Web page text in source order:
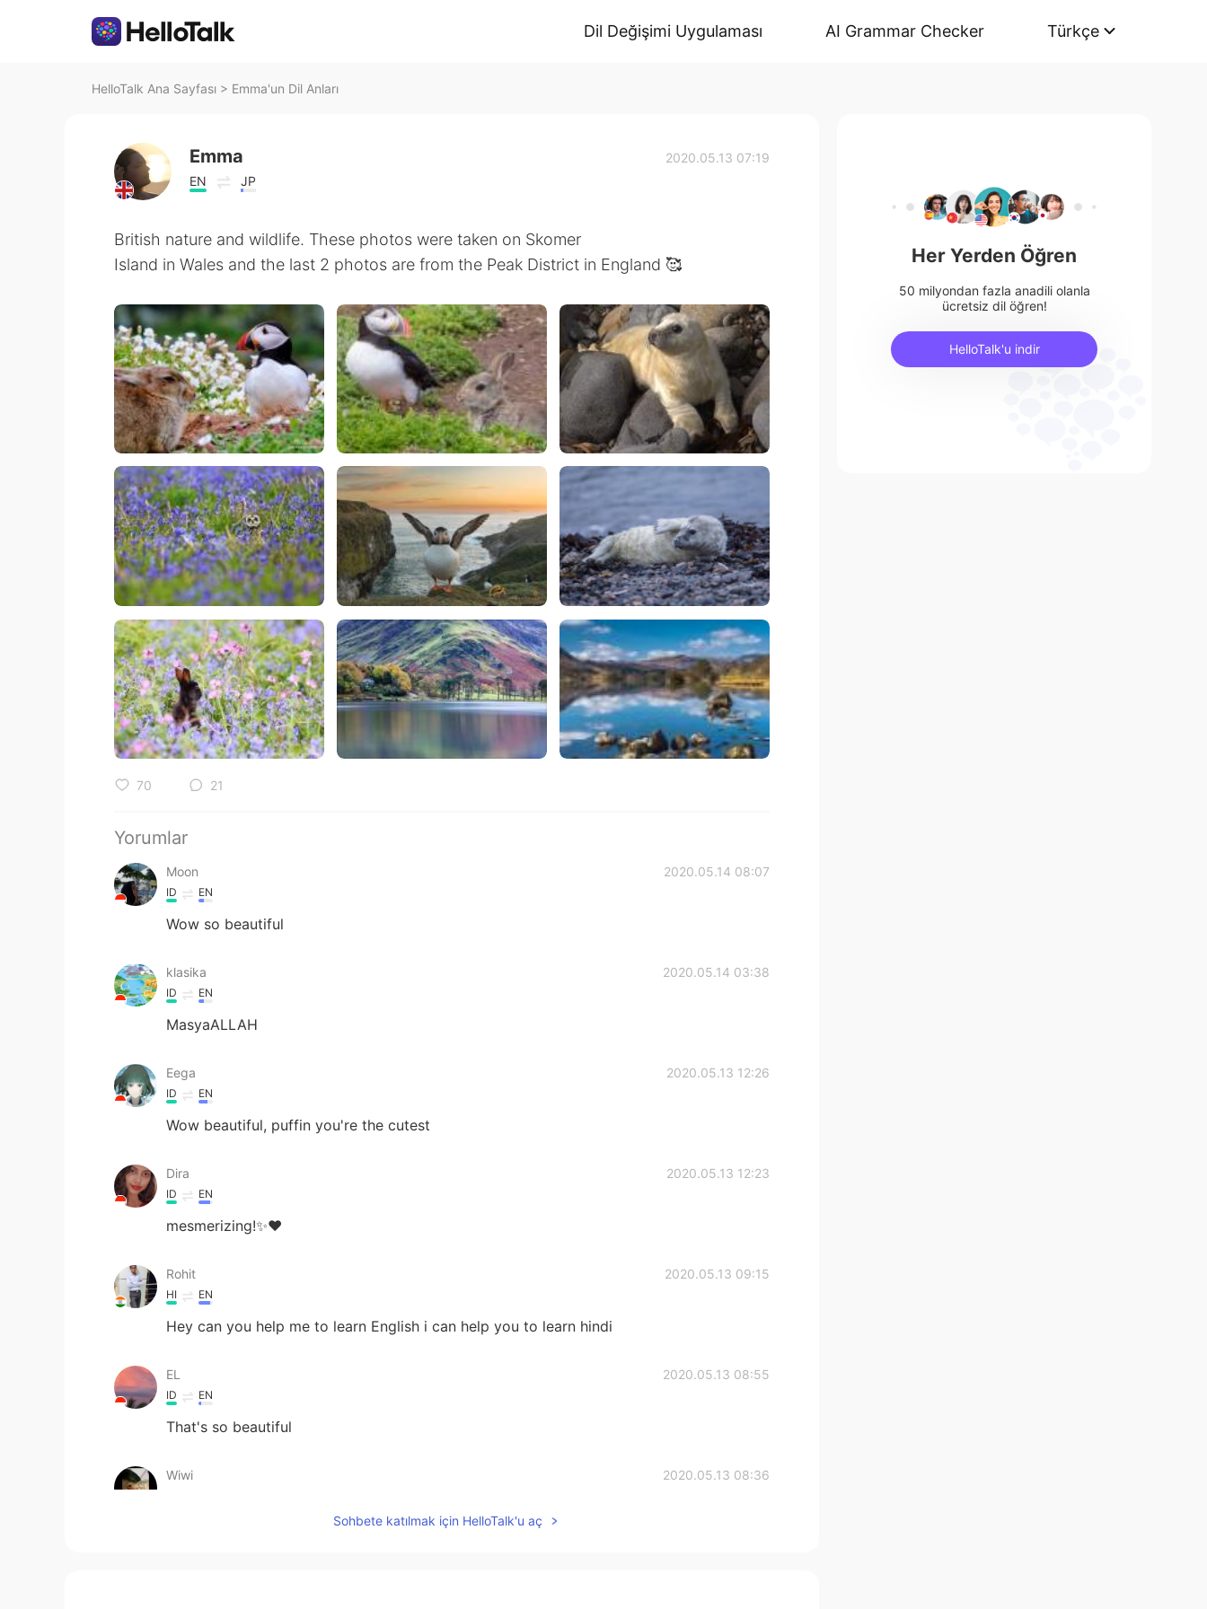
Dil Değişimi Uygulaması AI Grammar Checker Türkçe
HelloTalk Ana Sayfası > Emma'un Dil Anları
Emma
EN JP
2020.05.13 07:19
British nature and wildlife. These photos were taken on Skomer
Island in Wales and the last 2 photos are from the Peak District in England 🥰
70 21
Yorumlar
Moon 2020.05.14 08:07
ID EN
Wow so beautiful
klasika 2020.05.14 03:38
ID EN
MasyaALLAH
Eega 2020.05.13 12:26
ID EN
Wow beautiful, puffin you're the cutest
Dira 2020.05.13 12:23
ID EN
mesmerizing!✨❤️
Rohit 2020.05.13 09:15
HI EN
Hey can you help me to learn English i can help you to learn hindi
EL 2020.05.13 08:55
ID EN
That's so beautiful
Wiwi 2020.05.13 08:36
Thank u for your awesome photos ❤😍Sohbete katılmak için HelloTalk'u aç
Her Yerden Öğren
50 milyondan fazla anadili olanla
ücretsiz dil öğren!
HelloTalk'u indir